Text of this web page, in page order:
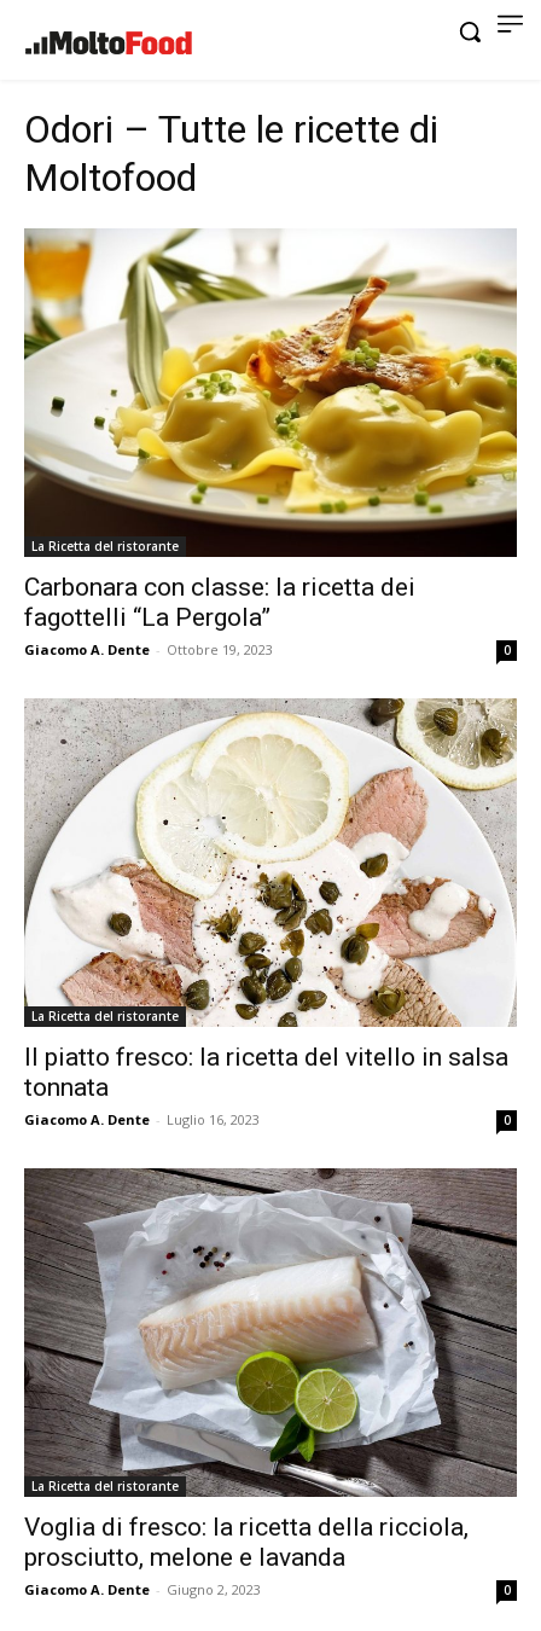
Odori – Tutte le ricette di
Moltofood
La Ricetta del ristorante
Carbonara con classe: la ricetta dei
fagottelli “La Pergola”
Giacomo A. Dente - Ottobre 19, 2023 0
La Ricetta del ristorante
Il piatto fresco: la ricetta del vitello in salsa
tonnata
Giacomo A. Dente - Luglio 16, 2023 0
La Ricetta del ristorante
Voglia di fresco: la ricetta della ricciola,
prosciutto, melone e lavanda
Giacomo A. Dente - Giugno 2, 2023 0